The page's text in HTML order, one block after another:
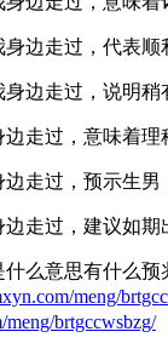
边走过，代表顺
边走过，说明稍
走过，意味着理
走过，预示生男
走过，建议如期
么意思有什么
meng/
brtgccwsbzg/